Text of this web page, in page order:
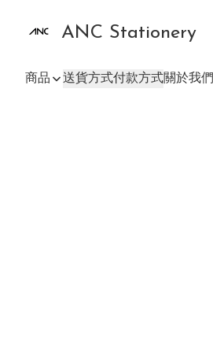
ANC Stationery
商品 送貨方式付款方式關於我們